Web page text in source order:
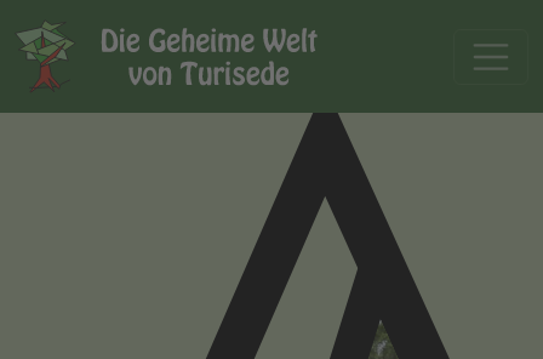
Programm zum Funkelorum 30.4. -